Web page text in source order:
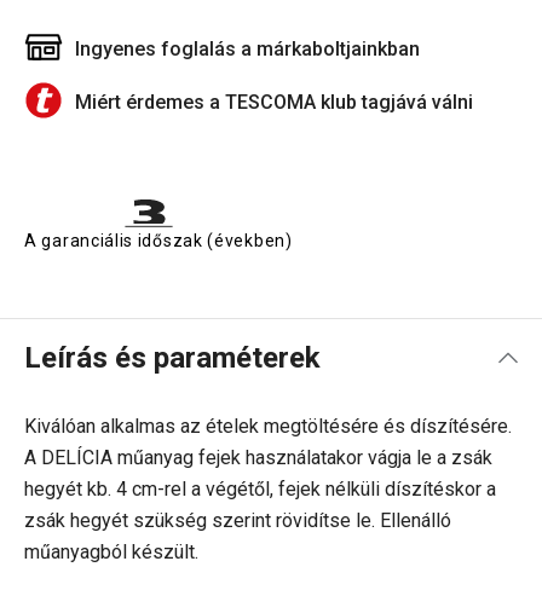
Ingyenes foglalás a márkaboltjainkban
Miért érdemes a TESCOMA klub tagjává válni
A garanciális időszak (években)
Leírás és paraméterek
Kiválóan alkalmas az ételek megtöltésére és díszítésére.
A DELÍCIA műanyag fejek használatakor vágja le a zsák
hegyét kb. 4 cm-rel a végétől, fejek nélküli díszítéskor a
zsák hegyét szükség szerint rövidítse le. Ellenálló
műanyagból készült.